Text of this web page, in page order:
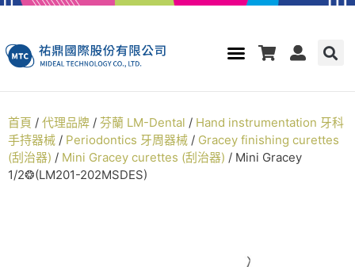
首頁 / 代理品牌 / 芬蘭 LM-Dental / Hand instrumentation 牙科
手持器械 / Periodontics 牙周器械 / Gracey finishing curettes
(刮治器) / Mini Gracey curettes (刮治器) / Mini Gracey
1/2❂(LM201-202MSDES)